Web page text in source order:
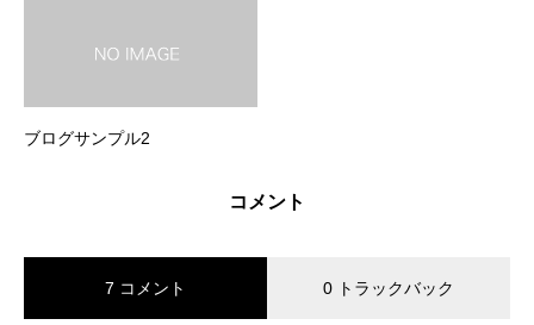
ブログサンプル2
コメント
7 コメント 0 トラックバック